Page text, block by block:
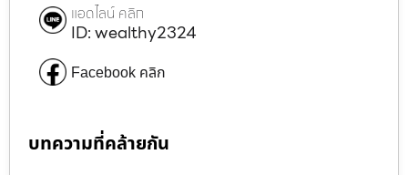
แอดไลน์ คลิก
ID: wealthy2324
Facebook คลิก
บทความที่คล้ายกัน